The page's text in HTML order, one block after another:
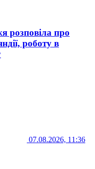
розповіла про
роботу в
07.08.2026, 11:36